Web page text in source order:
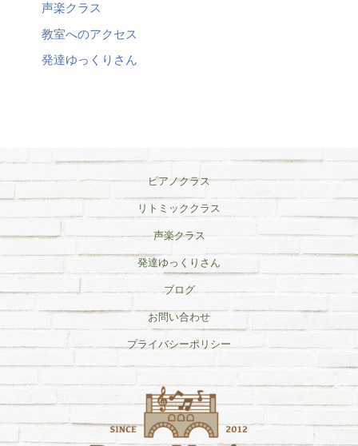
声楽クラス
教室へのアクセス
発達ゆっくりさん
ピアノクラス
リトミッククラス
声楽クラス
発達ゆっくりさん
ブログ
お問い合わせ
プライバシーポリシー